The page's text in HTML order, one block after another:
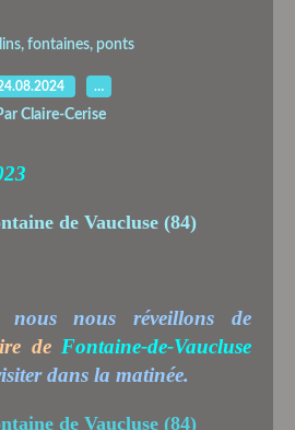
fontaines, ponts
…
Claire-Cerise
nous nous réveillons de
de Fontaine-de-Vaucluse
dans la matinée.